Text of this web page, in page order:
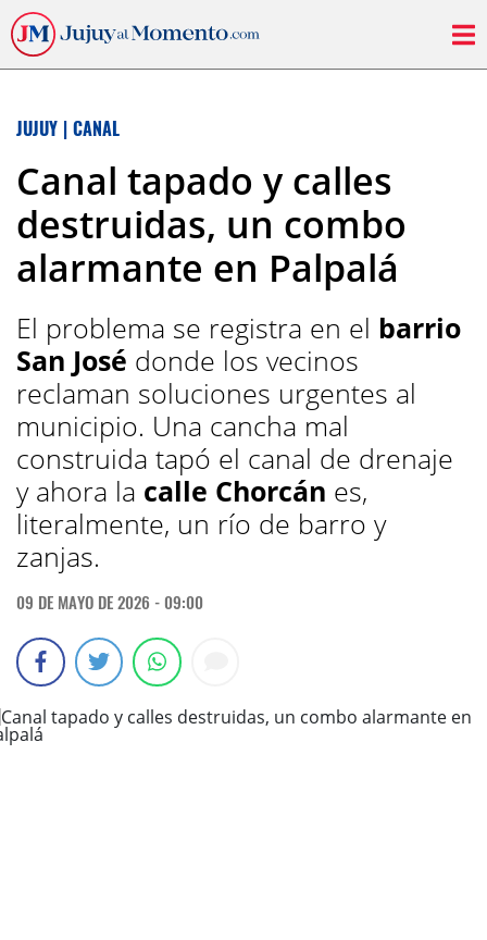
JUJUY | CANAL
Canal tapado y calles
destruidas, un combo
alarmante en Palpalá
El problema se registra en el barrio
San José donde los vecinos
reclaman soluciones urgentes al
municipio. Una cancha mal
construida tapó el canal de drenaje
y ahora la calle Chorcán es,
literalmente, un río de barro y
zanjas.
09 DE MAYO DE 2026 - 09:00